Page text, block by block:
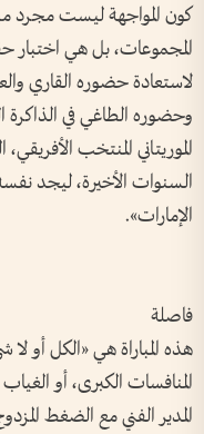
كون المواجهة ليست مجرد
المجموعات، بل هي اختبار
لاستعادة حضوره القاري
وحضوره الطاغي في الذاكرة
الموريتاني المنتخب
السنوات الأخيرة، ليجد
الإمارات».
فاصلة
هذه المباراة هي «الكل أو
المنافسات الكبرى، أو
المدير الفني مع الضغط